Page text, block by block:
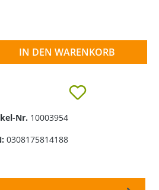
Gib den gewünschten
IN DEN WARENKORB
Nr. 10003954
0308175814188